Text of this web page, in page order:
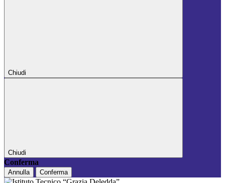
Chiudi
Chiudi
Conferma
Annulla Conferma